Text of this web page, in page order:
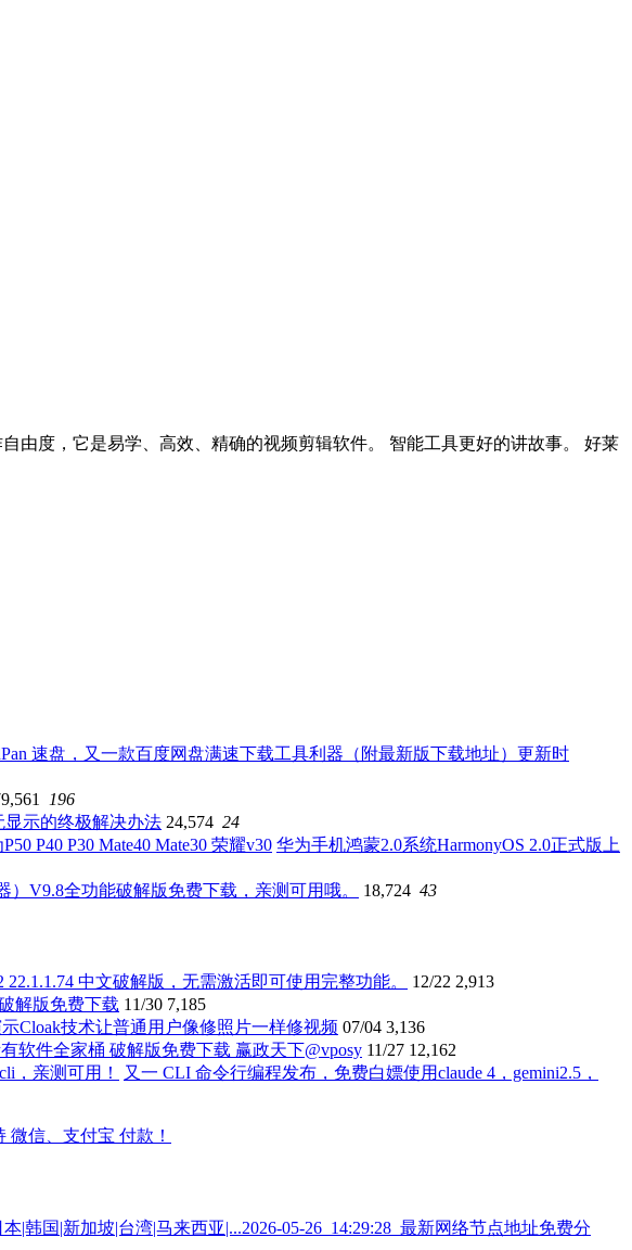
由度，它是易学、高效、精确的视频剪辑软件。 智能工具更好的讲故事。 好莱
速盘，又一款百度网盘满速下载工具利器（附最新版下载地址）更新时
196
显示的终极解决办法 24,574 24
华为手机鸿蒙2.0系统HarmonyOS 2.0正式版上
）V9.8全功能破解版免费下载，亲测可用哦。
18,724 43
22.1.1.74 中文破解版，无需激活即可使用完整功能。 12/22 2,913
解版免费下载 11/30 7,185
Cloak技术让普通用户像修照片一样修视频 07/04 3,136
软件全家桶 破解版免费下载 赢政天下@vposy 11/27 12,162
又一 CLI 命令行编程发布，免费白嫖使用claude 4，gemini2.5，
2026-05-26_14:29:28_最新网络节点地址免费分